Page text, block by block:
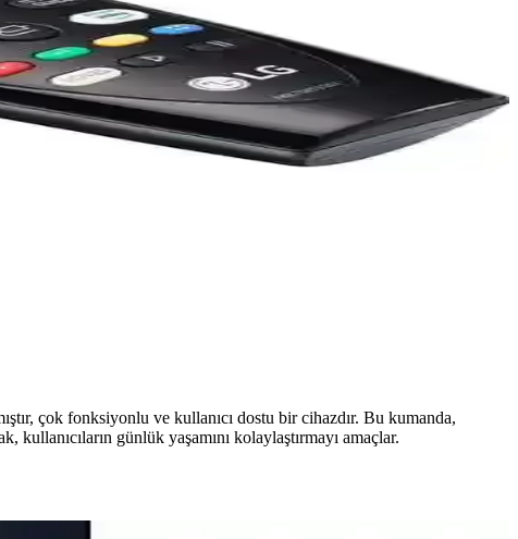
çok fonksiyonlu ve kullanıcı dostu bir cihazdır. Bu kumanda,
günlük yaşamını kolaylaştırmayı amaçlar.